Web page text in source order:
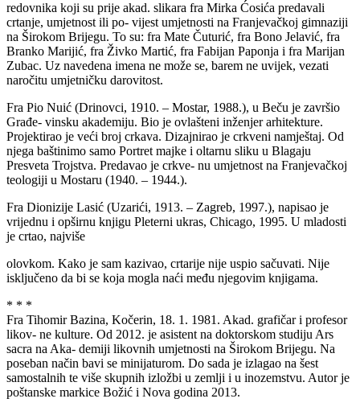
redovnika koji su prije akad. slikara fra Mirka Ćosića predavali
crtanje, umjetnost ili po- vijest umjetnosti na Franjevačkoj gimnaziji
na Širokom Brijegu. To su: fra Mate Čuturić, fra Bono Jelavić, fra
Branko Marijić, fra Živko Martić, fra Fabijan Paponja i fra Marijan
Zubac. Uz navedena imena ne može se, barem ne uvijek, vezati
naročitu umjetničku darovitost.
Fra Pio Nuić (Drinovci, 1910. – Mostar, 1988.), u Beču je završio
Građe- vinsku akademiju. Bio je ovlašteni inženjer arhitekture.
Projektirao je veći broj crkava. Dizajnirao je crkveni namještaj. Od
njega baštinimo samo Portret majke i oltarnu sliku u Blagaju
Presveta Trojstva. Predavao je crkve- nu umjetnost na Franjevačkoj
teologiji u Mostaru (1940. – 1944.).
Fra Dionizije Lasić (Uzarići, 1913. – Zagreb, 1997.), napisao je
vrijednu i opširnu knjigu Pleterni ukras, Chicago, 1995. U mladosti
je crtao, najviše
olovkom. Kako je sam kazivao, crtarije nije uspio sačuvati. Nije
isključeno da bi se koja mogla naći među njegovim knjigama.
* * *
Fra Tihomir Bazina, Kočerin, 18. 1. 1981. Akad. grafičar i profesor
likov- ne kulture. Od 2012. je asistent na doktorskom studiju Ars
sacra na Aka- demiji likovnih umjetnosti na Širokom Brijegu. Na
poseban način bavi se minijaturom. Do sada je izlagao na šest
samostalnih te više skupnih izložbi u zemlji i u inozemstvu. Autor je
poštanske markice Božić i Nova godina 2013.